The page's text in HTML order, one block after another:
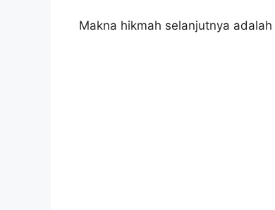
Makna hikmah selanjutnya adalah